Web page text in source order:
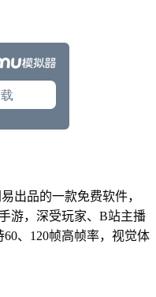
出品的一款免费软件，
游，深受玩家、B站主播
、120帧高帧率，视觉体